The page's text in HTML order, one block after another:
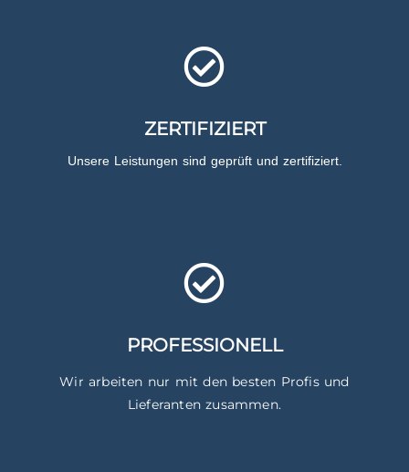
ZERTIFIZIERT
Unsere Leistungen sind geprüft und zertifiziert.
PROFESSIONELL
Wir arbeiten nur mit den besten Profis und
Lieferanten zusammen.